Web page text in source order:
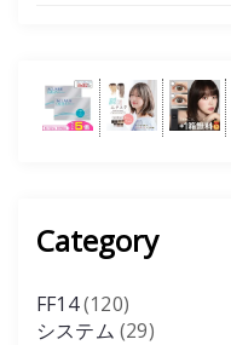
Category
FF14(120)
システム (29)